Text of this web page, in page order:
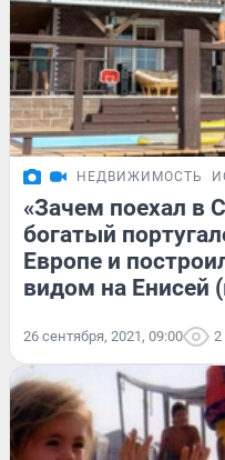
НЕДВИЖИМОСТЬ
«Зачем поехал в
богатый
Европе и
видом на Енисей
26 сентября, 2021, 09:00 2